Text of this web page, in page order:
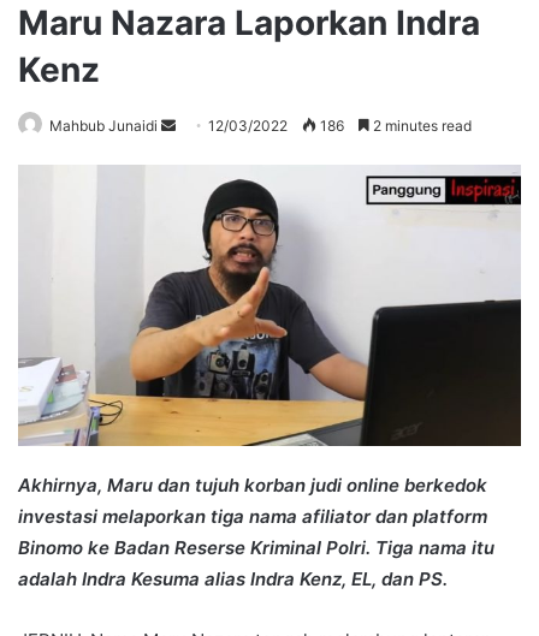
Maru Nazara Laporkan Indra
Kenz
Mahbub Junaidi
Send12/03/2022 186 2 minutes read
Akhirnya, Maru dan tujuh korban judi online berkedok
investasi melaporkan tiga nama afiliator dan platform
Binomo ke Badan Reserse Kriminal Polri. Tiga nama itu
adalah Indra Kesuma alias Indra Kenz, EL, dan PS.